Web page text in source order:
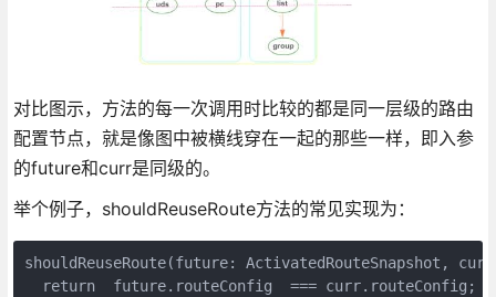
对比图示，方法的每一次调用时比较的都是同一层级的路由
配置节点，就是像图中被横线穿在一起的那些一样，即入参
的future和curr是同级的。
举个例子，shouldReuseRoute方法的常见实现为：
shouldReuseRoute(future: ActivatedRouteSnapshot,
  return  future.routeConfig  === curr.routeConfig;